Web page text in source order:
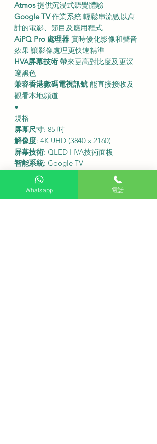
Atmos提供沉浸式聽覺體驗
Google TV作業系統 輕鬆串流數以萬
計的電影、節目及應用程式
AiPQ Pro 處理器 實時優化影像和聲音
效果 讓影像處理更快速精準
HVA屏幕技術 帶來更高對比度及更深
邃黑色
兼容香港數碼電視訊號 能直接接收及
觀看本地頻道
●
規格
屏幕尺寸: 85 吋
解像度: 4K UHD (3840 x 2160)
屏幕技術: QLED HVA技術面板
智能系統: Google TV
刷新率: 120Hz (原生) 支援VRR 144Hz /
DLG 288Hz
音效系統: ONKYO 2.1聲道
Whatsapp 電話